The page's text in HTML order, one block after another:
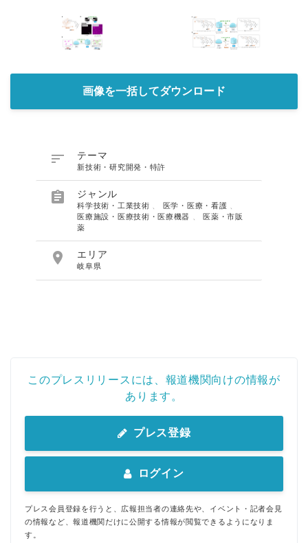
画像を一括してダウンロード
 テーマ
新技術・研究開発・特許
 ジャンル
科学技術・工業技術 医学・医療・看護
医療施設・医療技術・医療機器
、医薬・市販
薬
 エリア
岐阜県
このプレスリリースには、報道機関向けの情報が
あります。
プレス登録
ログイン
プレス会員登録を行うと、広報担当者の連絡先や、イベント・記者会見
の情報など、報道機関だけに公開する情報が閲覧できるようになりま
す。